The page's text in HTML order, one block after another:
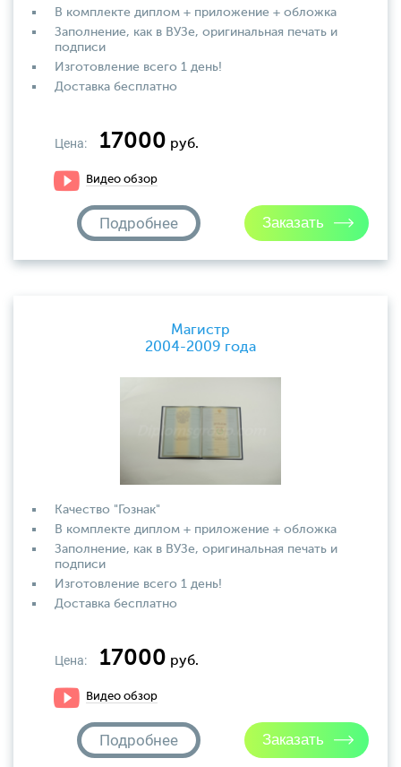
В комплекте диплом + приложение + обложка
Заполнение, как в ВУЗе, оригинальная печать и
подписи
Изготовление всего 1 день!
Доставка бесплатно
Цена: 17000 руб.
Видео обзор
Подробнее
Магистр
2004-2009 года
Качество "Гознак"
В комплекте диплом + приложение + обложка
Заполнение, как в ВУЗе, оригинальная печать и
подписи
Изготовление всего 1 день!
Доставка бесплатно
Цена: 17000 руб.
Видео обзор
Подробнее